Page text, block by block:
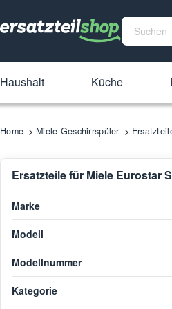
Haushalt Küche
Home Miele Geschirrspüler
Ersatzteile für Miele Eurostar
Marke
Modell
Modellnummer
Kategorie